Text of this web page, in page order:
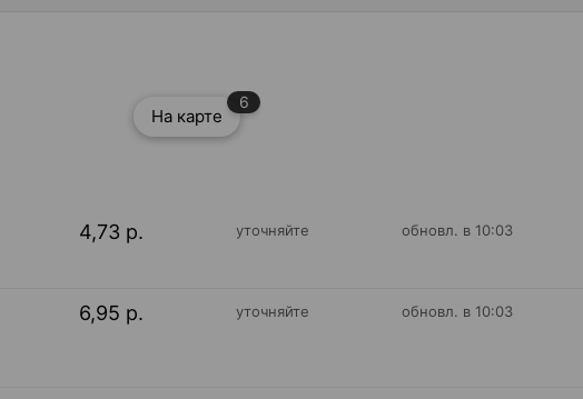
На карте
6
4,73 р. уточняйте обновл. в 10:03
6,95 р. уточняйте обновл. в 10:03